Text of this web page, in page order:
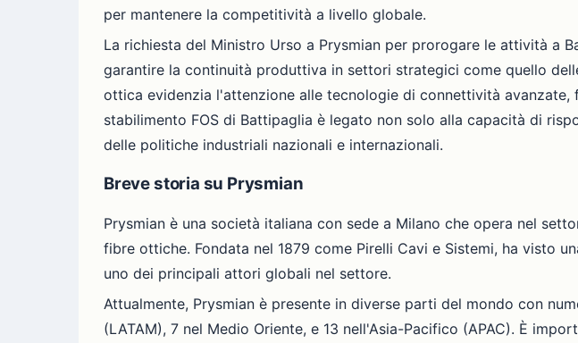
per mantenere la competitività a livello globale.
La richiesta del Ministro Urso a Prysmian per prorogare le attività a
garantire la continuità produttiva in settori strategici come quello
ottica evidenzia l'attenzione alle tecnologie di connettività
stabilimento FOS di Battipaglia è legato non solo alla capacità di
delle politiche industriali nazionali e internazionali.
Breve storia su Prysmian
Prysmian è una società italiana con sede a Milano che opera nel
fibre ottiche. Fondata nel 1879 come Pirelli Cavi e Sistemi, ha visto
uno dei principali attori globali nel settore.
Attualmente, Prysmian è presente in diverse parti del mondo con
(LATAM), 7 nel Medio Oriente, e 13 nell'Asia-Pacifico (APAC). È